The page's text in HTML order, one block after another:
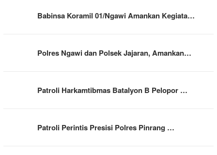
Babinsa Koramil 01/Ngawi Amankan Kegiata…
Polres Ngawi dan Polsek Jajaran, Amankan…
Patroli Harkamtibmas Batalyon B Pelopor …
Patroli Perintis Presisi Polres Pinrang …